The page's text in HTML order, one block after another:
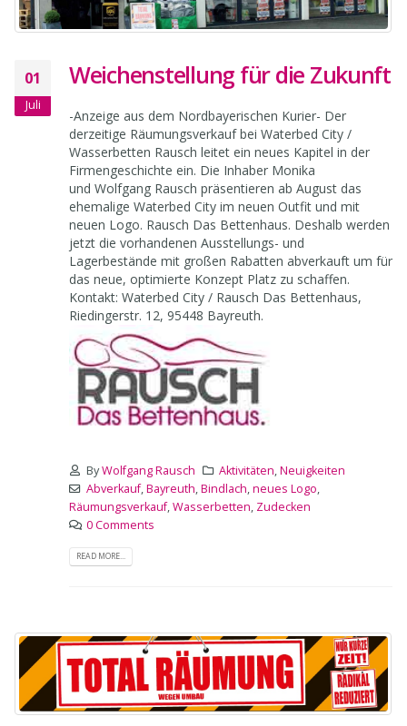
01
Juli
Weichenstellung für die Zukunft
-Anzeige aus dem Nordbayerischen Kurier- Der
derzeitige Räumungsverkauf bei Waterbed City /
Wasserbetten Rausch leitet ein neues Kapitel in der
Firmengeschichte ein. Die Inhaber Monika
und Wolfgang Rausch präsentieren ab August das
ehemalige Waterbed City im neuen Outfit und mit
neuen Logo. Rausch Das Bettenhaus. Deshalb werden
jetzt die vorhandenen Ausstellungs- und
Lagerbestände mit großen Rabatten abverkauft um für
das neue, optimierte Konzept Platz zu schaffen.
Kontakt: Waterbed City / Rausch Das Bettenhaus,
Riedingerstr. 12, 95448 Bayreuth.
ByWolfgang Rausch Aktivitäten,Neuigkeiten
Abverkauf,Bayreuth,Bindlach,neues Logo,
Räumungsverkauf,Wasserbetten, Zudecken
0 Comments
READ MORE...